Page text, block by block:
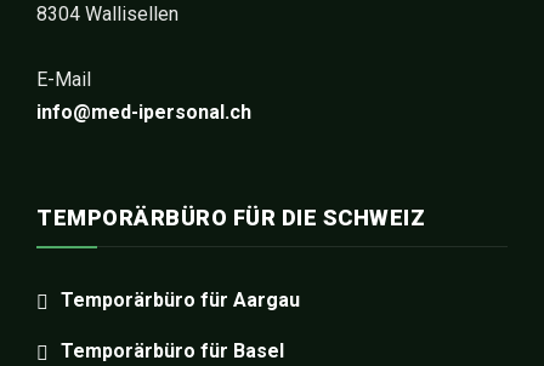
8304 Wallisellen
E-Mail
info@med-ipersonal.ch
TEMPORÄRBÜRO FÜR DIE SCHWEIZ
Temporärbüro für Aargau
Temporärbüro für Basel